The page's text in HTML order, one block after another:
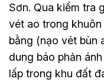
Sơn. Qua kiểm tra
vét ao trong
bằng (nạo vét bùn
dung báo phản
lấp trong khu đất